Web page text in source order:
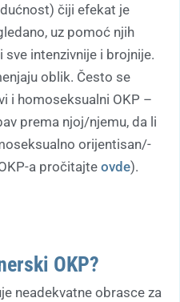
čiji efekat je
uz pomoć njih
intenzivnije i brojnije.
oblik. Često se
i homoseksualni OKP –
prema njoj/njemu, da li
orijentisan/-
a pročitajte ovde).
OKP?
neadekvatne obrasce za